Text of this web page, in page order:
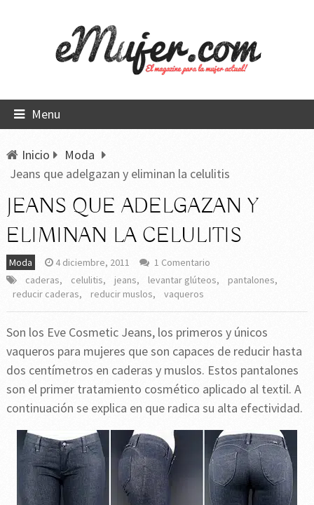
Menu
Inicio
Moda
Jeans que adelgazan y eliminan la celulitis
JEANS QUE ADELGAZAN Y
ELIMINAN LA CELULITIS
Moda 4 diciembre, 2011
1 Comentario
caderas, celulitis, jeans, levantar glúteos, pantalones,
reducir caderas, reducir muslos, vaqueros
Son los Eve Cosmetic Jeans, los primeros y únicos
vaqueros para mujeres que son capaces de reducir hasta
dos centímetros en caderas y muslos. Estos pantalones
son el primer tratamiento cosmético aplicado al textil. A
continuación se explica en que radica su alta efectividad.